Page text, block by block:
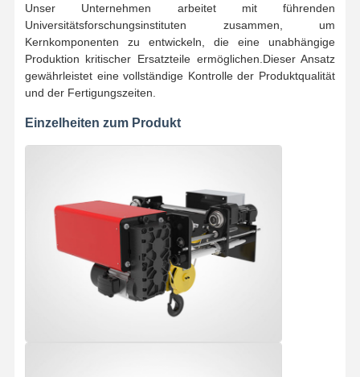
Unser Unternehmen arbeitet mit führenden
Universitätsforschungsinstituten zusammen, um
Kernkomponenten zu entwickeln, die eine unabhängige
Produktion kritischer Ersatzteile ermöglichen.Dieser Ansatz
gewährleistet eine vollständige Kontrolle der Produktqualität
und der Fertigungszeiten.
Einzelheiten zum Produkt